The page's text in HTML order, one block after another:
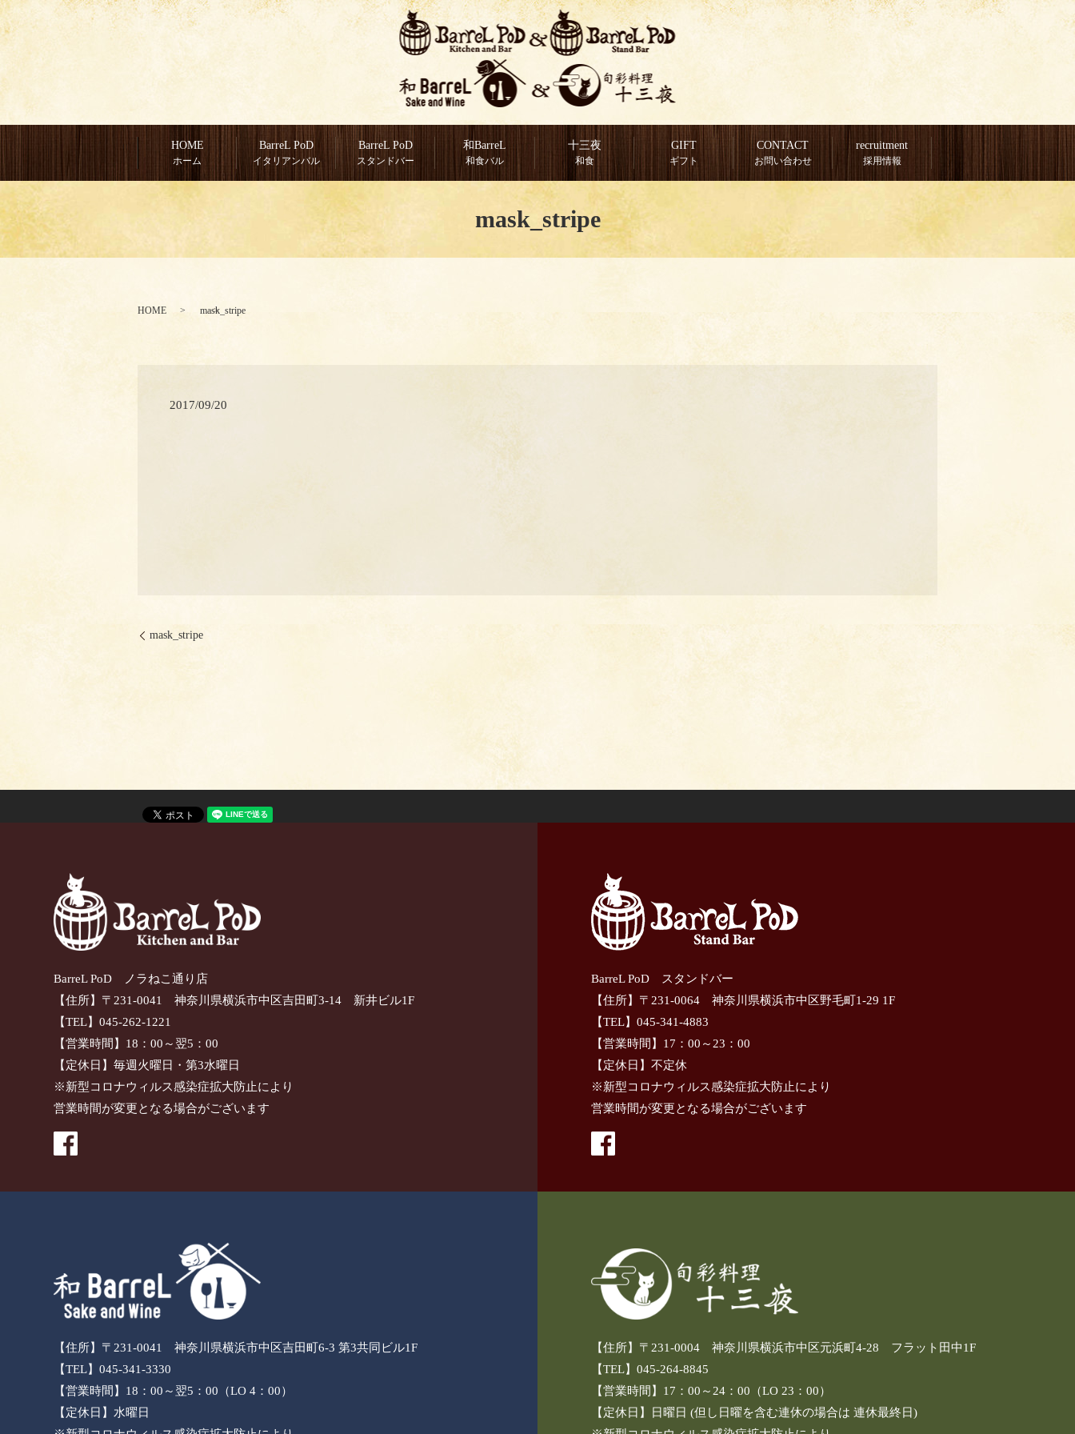
HOME
ホーム
BarreL PoD
イタリアンバル
BarreL PoD
スタンドバー
和BarreL
和食バル
十三夜
和食
GIFT
ギフト
CONTACT
お問い合わせ
recruitment
採用情報
mask_stripe
HOME mask_stripe
2017/09/20
mask_stripe
BarreL PoD ノラねこ通り店
【住所】〒231-0041 神奈川県横浜市中区吉田町3-14 新井ビル1F
【TEL】045-262-1221
【営業時間】18：00～翌5：00
【定休日】毎週火曜日・第3水曜日
※新型コロナウィルス感染症拡大防止により
営業時間が変更となる場合がございます
BarreL PoD スタンドバー
【住所】〒231-0064 神奈川県横浜市中区野毛町1-29 1F
【TEL】045-341-4883
【営業時間】17：00～23：00
【定休日】不定休
※新型コロナウィルス感染症拡大防止により
営業時間が変更となる場合がございます
【住所】〒231-0041 神奈川県横浜市中区吉田町6-3 第3共同ビル1F
【TEL】045-341-3330
【営業時間】18：00～翌5：00（LO 4：00）
【定休日】水曜日
【住所】〒231-0004 神奈川県横浜市中区元浜町4-28 フラット田中1F
【TEL】045-264-8845
【営業時間】17：00～24：00（LO 23：00）
【定休日】日曜日 (但し日曜を含む連休の場合は 連休最終日)